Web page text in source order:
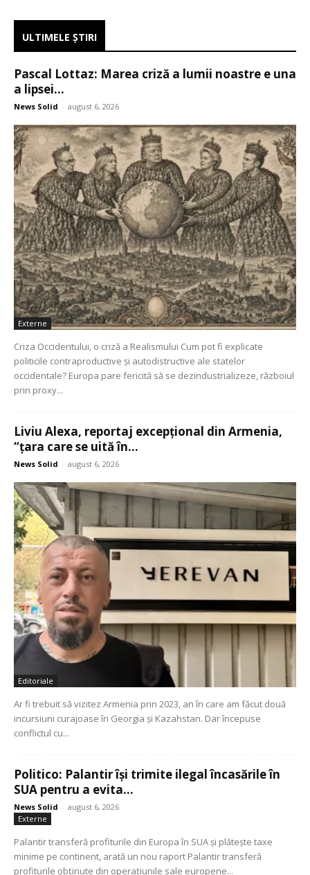
ULTIMELE ŞTIRI
Pascal Lottaz: Marea criză a lumii noastre e una
a lipsei...
News Solid - august 6, 2026
Externe
Criza Occidentului, o criză a Realismului Cum pot fi explicate
politicile contraproductive și autodistructive ale statelor
occidentale? Europa pare fericită să se dezindustrializeze, războiul
prin proxy...
Liviu Alexa, reportaj excepțional din Armenia,
“țara care se uită în...
News Solid - august 6, 2026
Editoriale
Ar fi trebuit să vizitez Armenia prin 2023, an în care am făcut două
incursiuni curajoase în Georgia și Kazahstan. Dar începuse
conflictul cu...
Politico: Palantir își trimite ilegal încasările în
SUA pentru a evita...
News Solid - august 6, 2026
Externe
Palantir transferă profiturile din Europa în SUA și plătește taxe
minime pe continent, arată un nou raport Palantir transferă
profiturile obținute din operațiunile sale europene...